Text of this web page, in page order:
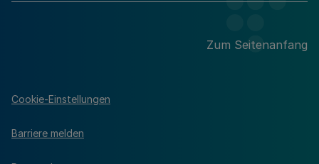
Zum Seitenanfang
Cookie-Einstellungen
Barriere melden